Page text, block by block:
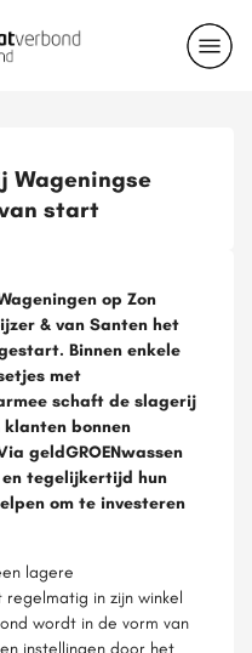
Wageningse
start
op Zon
& van Santen het
Binnen enkele
met
schaft de slagerij
klanten bonnen
geldGROENwassen
tegelijkertijd hun
om te investeren
lagere
in zijn winkel
wordt in de vorm van
instellingen door het